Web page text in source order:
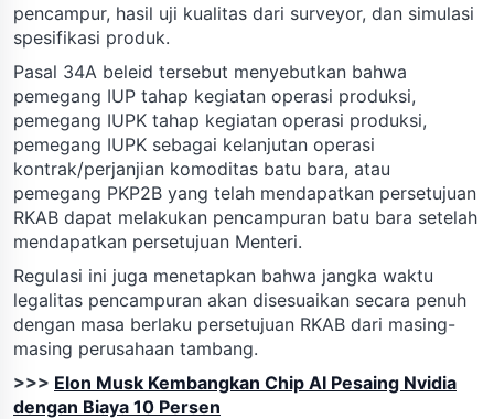
pencampur, hasil uji kualitas dari surveyor, dan simulasi
spesifikasi produk.
Pasal 34A beleid tersebut menyebutkan bahwa
pemegang IUP tahap kegiatan operasi produksi,
pemegang IUPK tahap kegiatan operasi produksi,
pemegang IUPK sebagai kelanjutan operasi
kontrak/perjanjian komoditas batu bara, atau
pemegang PKP2B yang telah mendapatkan persetujuan
RKAB dapat melakukan pencampuran batu bara setelah
mendapatkan persetujuan Menteri.
Regulasi ini juga menetapkan bahwa jangka waktu
legalitas pencampuran akan disesuaikan secara penuh
dengan masa berlaku persetujuan RKAB dari masing-
masing perusahaan tambang.
>>> Elon Musk Kembangkan Chip AI Pesaing Nvidia
dengan Biaya 10 Persen